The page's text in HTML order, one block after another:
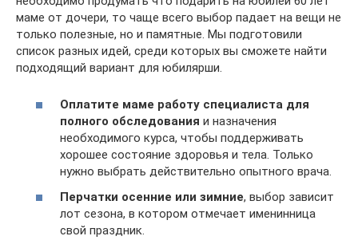
маме от дочери, то чаще всего выбор падает на вещи не
только полезные, но и памятные. Мы подготовили
список разных идей, среди которых вы сможете найти
подходящий вариант для юбилярши.
Оплатите маме работу специалиста для
полного обследования и назначения
необходимого курса, чтобы поддерживать
хорошее состояние здоровья и тела. Только
нужно выбрать действительно опытного врача.
Перчатки осенние или зимние, выбор зависит
лот сезона, в котором отмечает именинница
свой праздник.